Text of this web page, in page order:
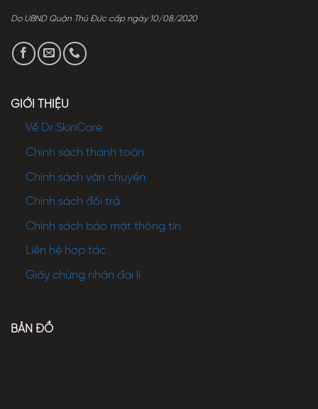
Do UBND Quận Thủ Đức cấp ngày 10/08/2020
GIỚI THIỆU
Về Dr SkinCare
Chính sách thanh toán
Chính sách vận chuyển
Chính sách đổi trả
Chính sách bảo mật thông tin
Liên hệ hợp tác
Giấy chứng nhận đại lí
BẢN ĐỒ